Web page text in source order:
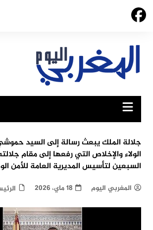
Skip
جلالة الملك يبعث رسالة إلى السيد
الولاء والإخلاص التي رفعها إلى مقام
السبعين لتأسيس المديرية العامة للأمن
المغربي اليوم 18 ماي، 2026